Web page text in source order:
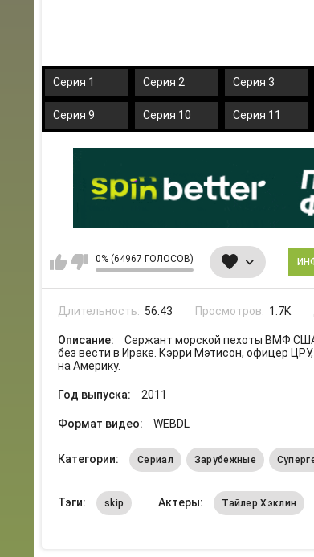
Серия 1 Серия 2 Серия 3
Серия 9 Серия 10 Серия 11
0% (64967 ГОЛОСОВ)
Длительность: 56:43 Просмотров: 1.7K
Описание:
Сержант морской пехоты ВМФ
без вести в Ираке. Кэрри Мэтисон, офицер
на Америку.
Год выпуска: 2011
Формат видео: WEBDL
Категории: Сериал Зарубежные
Тэги: skip Актеры: Тайлер Хэклин